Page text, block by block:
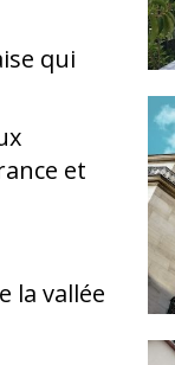
qui
et
la vallée